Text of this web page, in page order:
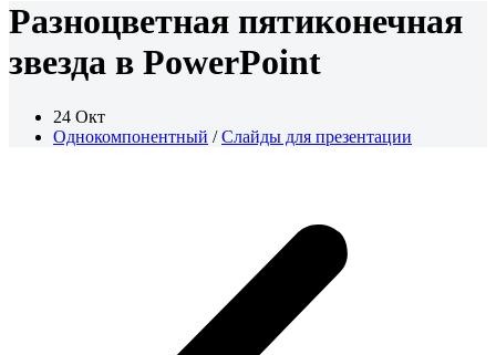
Разноцветная пятиконечная
звезда в PowerPoint
24 Окт
Однокомпонентный /Слайды для презентации